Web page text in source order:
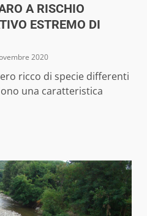
A RISCHIO
ESTREMO DI
2020
ricco di specie differenti
una caratteristica